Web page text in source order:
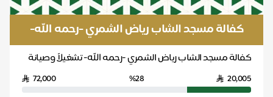
كفالة مسجد الشاب رياض الشمري -رحمه الله-
كفالة مسجد الشاب رياض الشمري -رحمه الله- تشغيلاً وصيانة
لمدة عام كامل
20,005
%28
72,000